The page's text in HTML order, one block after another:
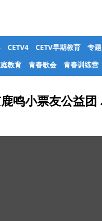
CETV4 CETV早期教育
专题
教育 青春歌会 青春训练营
鸣小票友公益